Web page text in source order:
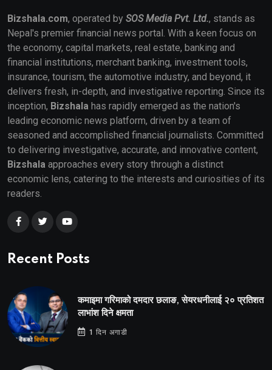
Bizshala.com, operated by SOS Media Pvt. Ltd., stands as
Nepal's premier financial news portal. With a keen focus on
the economy, capital markets, real estate, banking and
financial institutions, merchant banking, investment tools,
insurance, tourism, the automotive industry, and beyond, it
delivers fresh, in-depth, and investigative reporting. Since its
inception, Bizshala has rapidly emerged as the nation's
leading economic news platform, driven by a team of
seasoned and accomplished financial journalists. Committed
to delivering investigative, accurate, and innovative content,
Bizshala approaches every story through a distinct
economic lens, catering to the interests and curiosities of its
readers.
Recent Posts
कमाइमा गरिमाको दमदार छलाङ, सेयरधनीलाई २० प्रतिशत
लाभांश दिने क्षमता
1 दिन अगाडी